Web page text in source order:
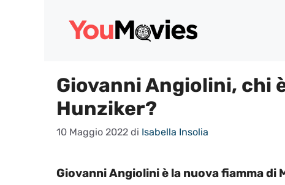
Giovanni Angiolini, chi
Hunziker?
10 Maggio 2022 di Isabella Insolia
Giovanni Angiolini è la nuova fiamma di